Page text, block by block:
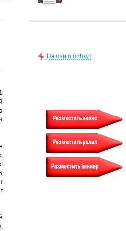
Нашли ошибку?